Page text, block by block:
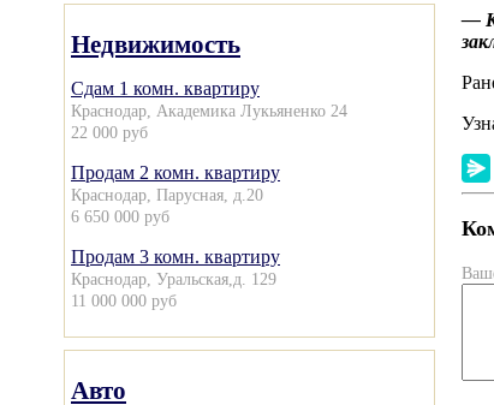
Недвижимость
Сдам 1 комн. квартиру
Краснодар, Академика Лукьяненко 24
22 000 руб
Продам 2 комн. квартиру
Краснодар, Парусная, д.20
6 650 000 руб
Продам 3 комн. квартиру
Краснодар, Уральская,д. 129
11 000 000 руб
Авто
—